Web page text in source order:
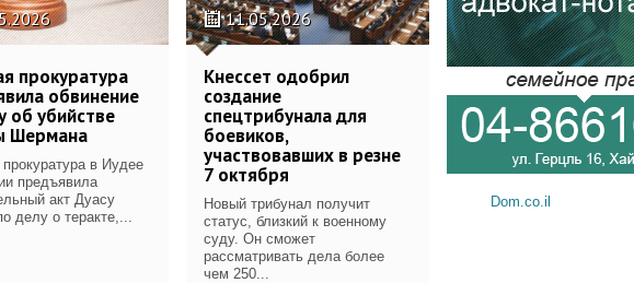
прокуратура
обвинение
об убийстве
Шермана
в Иудее
предъявила
акт Дуасу
делу о теракте,...
11.05.2026
Кнессет одобрил
создание
спецтрибунала для
боевиков,
участвовавших в резне
7 октября
Новый трибунал получит
статус, близкий к военному
суду. Он сможет
рассматривать дела более
чем 250...
Dom.co.il